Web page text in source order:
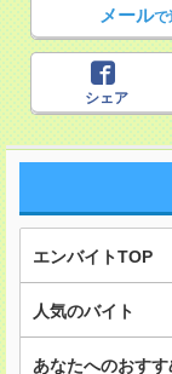
メールで
シェア
エンバイトTOP
人気のバイト
あなたへのおすす